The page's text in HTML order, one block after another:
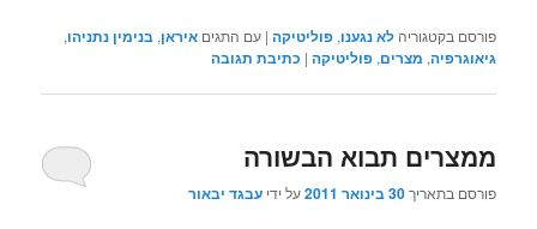
פורסם בקטגוריה לא נגענו,פוליטיקה |עם התגים איראן,בנימין נתניהו,
גיאוגרפיה, מצרים,פוליטיקה | כתיבת תגובה
ממצרים תבוא הבשורה
פורסם בתאריך30 בינואר 2011 על ידיעבגד יבאור